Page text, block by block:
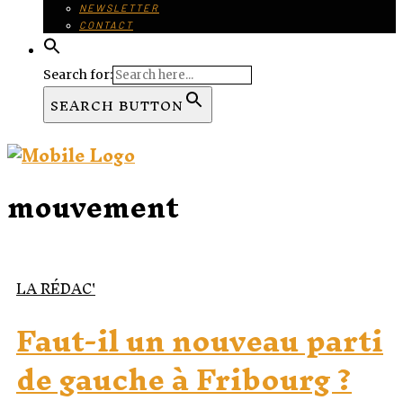
NEWSLETTER
CONTACT
Search for:
SEARCH BUTTON
mouvement
LA RÉDAC'
Faut-il un nouveau parti
de gauche à Fribourg ?